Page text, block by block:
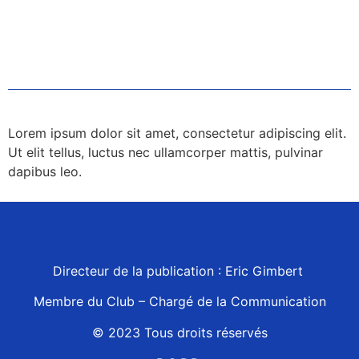
Lorem ipsum dolor sit amet, consectetur adipiscing elit.
Ut elit tellus, luctus nec ullamcorper mattis, pulvinar
dapibus leo.
Directeur de la publication : Eric Gimbert
Membre du Club – Chargé de la Communication
© 2023 Tous droits réservés